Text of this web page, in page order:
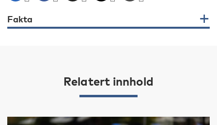
Fakta
Relatert innhold